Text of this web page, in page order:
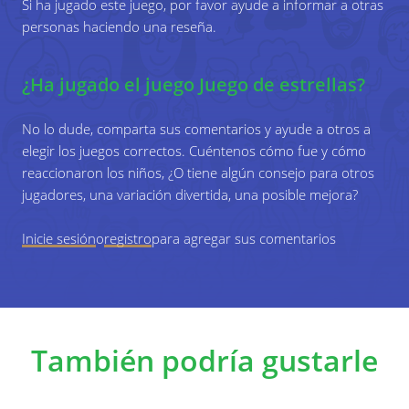
Spiderman,Hombre araña). Si los miembros de
su equipo pueden adivinar la respuesta
completado las cuatro tareas por lo menos una
vez.
Dibujo
Describir
Variaciones
Hay muchas formas diferentes de finalizar el juego.
Puedes jugar el juego hasta que todas las diferentes
tareas hayan sido cubiertas (por un equipo).
Reflexiona sobre los aspectos positivos y negativos de los
Si ha jugado este juego, por favor ayude a informar a otras
personas haciendo una reseña.
¿Ha jugado el juego Juego de estrellas?
No lo dude, comparta sus comentarios y ayude a otros a
elegir los juegos correctos. Cuéntenos cómo fue y cómo
reaccionaron los niños, ¿O tiene algún consejo para otros
jugadores, una variación divertida, una posible mejora?
Inicie sesiónoregistropara agregar sus comentarios
También podría gustarle